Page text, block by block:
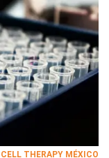
THERAPY MÉXICO